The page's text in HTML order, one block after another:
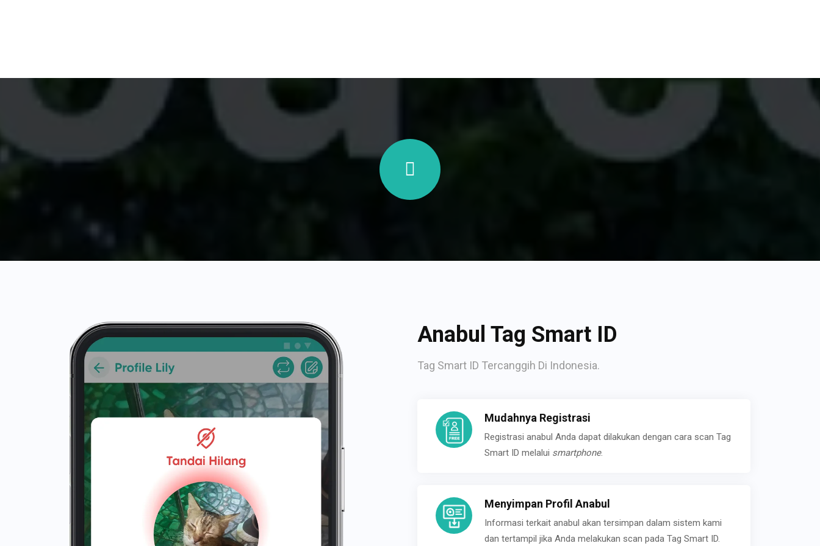
Anabul Tag Smart ID
Tag Smart ID Tercanggih Di Indonesia.
Mudahnya Registrasi
Registrasi anabul Anda dapat dilakukan dengan cara scan Tag
Smart ID melalui smartphone.
Menyimpan Profil Anabul
Informasi terkait anabul akan tersimpan dalam sistem kami
dan tertampil jika Anda melakukan scan pada Tag Smart ID.